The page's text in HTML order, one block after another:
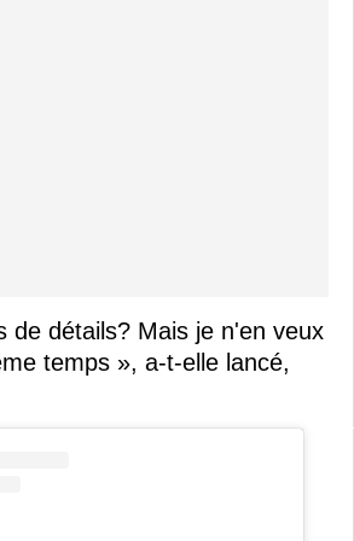
de détails? Mais je n'en veux
temps », a-t-elle lancé,